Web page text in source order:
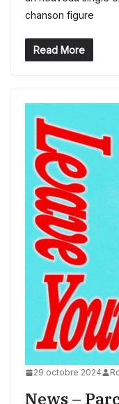
chanson figure
Read More
29 octobre 2024
News –